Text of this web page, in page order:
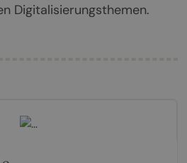
Digitalisierungsthemen.